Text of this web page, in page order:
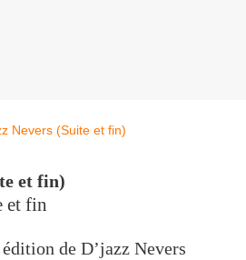
et fin)
et fin
de D’jazz Nevers